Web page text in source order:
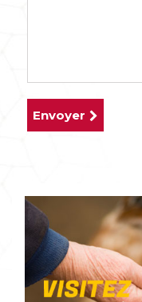
Envoyer